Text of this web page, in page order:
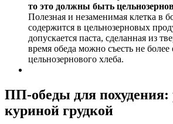
то это должны быть
Полезная и незаменимая клетка в
содержится в цельнозерновых
допускается паста, сделанная из
время обеда можно съесть не более
цельнозернового хлеба.
ПП-обеды для похудения:
куриной грудкой